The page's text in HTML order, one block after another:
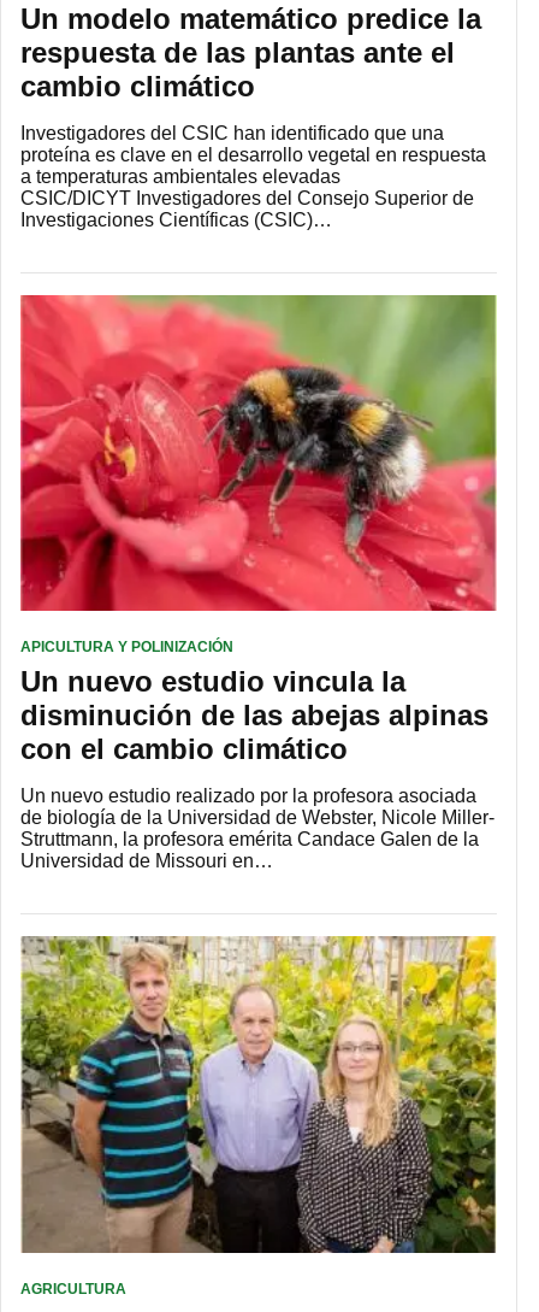
Un modelo matemático predice la
respuesta de las plantas ante el
cambio climático
Investigadores del CSIC han identificado que una
proteína es clave en el desarrollo vegetal en respuesta
a temperaturas ambientales elevadas
CSIC/DICYT Investigadores del Consejo Superior de
Investigaciones Científicas (CSIC)…
APICULTURA Y POLINIZACIÓN
Un nuevo estudio vincula la
disminución de las abejas alpinas
con el cambio climático
Un nuevo estudio realizado por la profesora asociada
de biología de la Universidad de Webster, Nicole Miller-
Struttmann, la profesora emérita Candace Galen de la
Universidad de Missouri en…
AGRICULTURA